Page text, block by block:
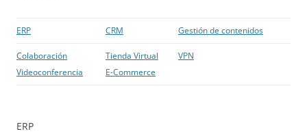
ERP CRM Gestión de contenidos
Colaboración
Videoconferencia
Tienda Virtual
E-Commerce
VPN
ERP